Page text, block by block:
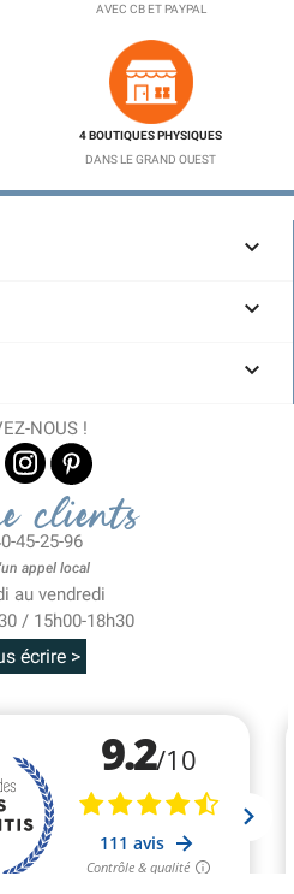
AVEC CB ET PAYPAL
4 BOUTIQUES PHYSIQUES
DANS LE GRAND OUEST



NOUS !
clients
45-25-96
appel local
au vendredi
/ 15h00-18h30
écrire >